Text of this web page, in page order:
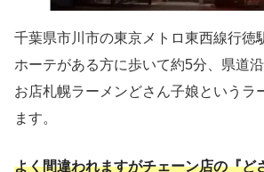
千葉県市川市の東京メトロ東西線行徳
ホーテがある方に歩いて約5分、県道
お店札幌ラーメンどさん子娘というラ
ます。
よく間違われますがチェーン店の『ど